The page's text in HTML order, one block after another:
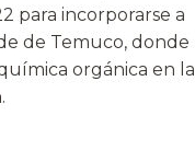
para incorporarse a
de Temuco, donde
orgánica en la
.